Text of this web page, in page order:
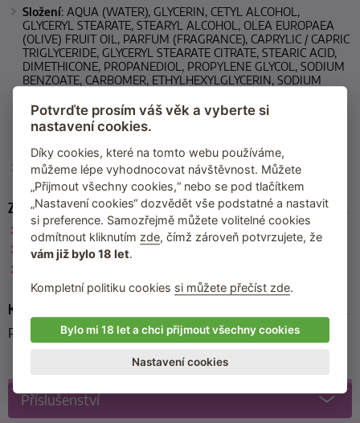
Složení: AQUA (WATER), GLYCERIN, CETYL ALCOHOL,
GLYCERYL STEARATE, STEARYL ALCOHOL, OLEA EUROPAEA
(OLIVE) FRUIT OIL, PARFUM (FRAGRANCE), CAPRYLIC / CAPRIC
TRIGLYCERIDE, GLYCERYL STEARATE CITRATE, STEARIC ACID,
DIMETHICONE, PROPANEDIOL, PROPYLENE GLYCOL, SODIUM
BENZOATE, CARBOMER, ETHYLHEXYLGLYCERIN, SODIUM
SCLAREA (CLARY) EXTRACT, OLEA EUROPAEA (OLIVE) BUD
EXTRACT, POTASSIUM SORBATE, BENZYL BENZOATE, BENZYL
SALICYLATE, LINALOOL, CITRAL, LIMONENE, GERANIOL,
CITRONELLOL
Výrobce: Jeanne en Provence (Francie)
Zařazeno
Jeanne en Provence
Krémy na ruce
Kód produktu
PF03947
Příslušenství
Potvrďte prosím váš věk a vyberte si
nastavení cookies.
Díky cookies, které na tomto webu používáme,
můžeme lépe vyhodnocovat návštěvnost. Můžete
„Přijmout všechny cookies,“ nebo se pod tlačítkem
„Nastavení cookies“ dozvědět vše podstatné a nastavit
si preference. Samozřejmě můžete volitelné cookies
odmítnout kliknutím zde, čímž zároveň potvrzujete, že
vám již bylo 18 let.
Kompletní politiku cookies si můžete přečíst zde.
Bylo mi 18 let a chci přijmout všechny cookies
Nastavení cookies